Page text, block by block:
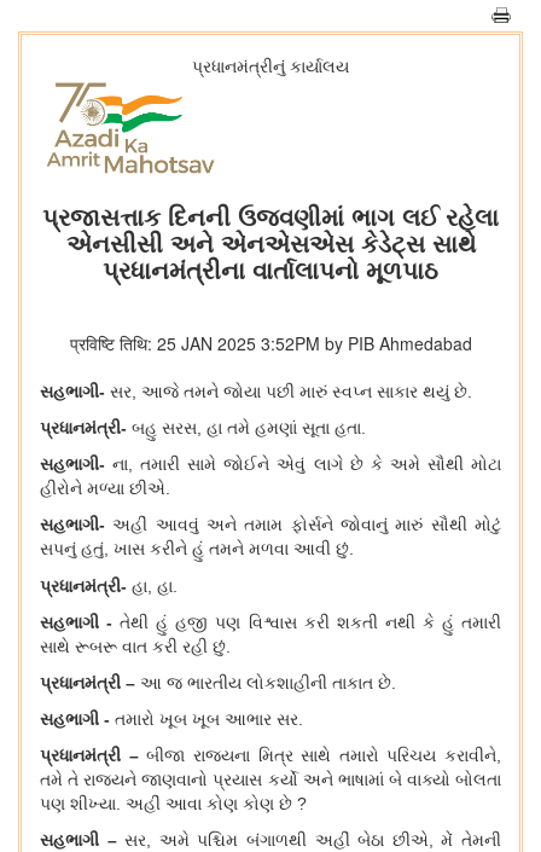
પ્રધાનમંત્રીનું કાર્યાલય
પ્રજાસત્તાક દિનની ઉજવણીમાં ભાગ લઈ રહેલા
એનસીસી અને એનએસએસ કેડેટ્સ સાથે
પ્રધાનમંત્રીના વાર્તાલાપનો મૂળપાઠ
प्रविष्टि तिथि: 25 JAN 2025 3:52PM by PIB Ahmedabad
સહભાગી- સર, આજે તમને જોયા પછી મારું સ્વપ્ન સાકાર થયું છે.
પ્રધાનમંત્રી- બહુ સરસ, હા તમે હમણાં સૂતા હતા.
સહભાગી- ના, તમારી સામે જોઈને એવું લાગે છે કે અમે સૌથી મોટા
હીરોને મળ્યા છીએ.
સહભાગી-અહીં આવવું અને તમામ ફોર્સનેજોવાનું મારું સૌથી મોટું
સપનું હતું, ખાસ કરીને હું તમને મળવા આવ છું.
પ્રધાનમંત્રી- હા, હા.
સહભાગી- તેથી હું હજી પણ વિશ્વાસ કરી શકતનથી કે હું તમારી
સાથે રૂબરૂ વાત કરી રહ છું.
પ્રધાનમંત્રી – આ જ ભારતીય લોકશાહીની તાકાત છે.
સહભાગી - તમારો ખૂબ ખૂબ આભાર સર.
પ્રધાનમંત્રી –બીજા રાજ્યના મિત્ર સાથે તમારો પરિચય કરાવીને,
તમે તે રાજ્યને જાણવાનો પ્રયાસ કર્યો અને ભાષામાં બે વાક્યો બોલતા
પણ શીખ્યા. અહીં આવા કોણ કોણ છે ?
સહભાગી –સર, અમે પશ્ચિમ બંગાળથી અહીં બેઠા છીએ, મેં તેમની